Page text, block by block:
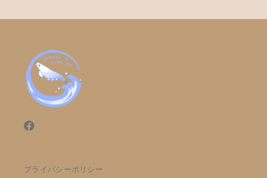
プライバシーポリシー